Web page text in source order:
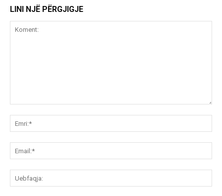
LINI NJË PËRGJIGJE